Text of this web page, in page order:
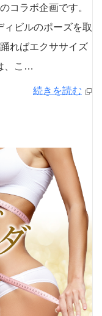
コラボ企画です。
ィビルのポーズを取
ればエクササイズ
、こ…
続きを読む